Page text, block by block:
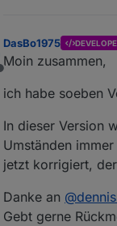
DasBo1975
Moin zusammen,
ich habe soeben
In dieser Version
Umständen
jetzt korrigiert,
Danke an @
Gebt gerne